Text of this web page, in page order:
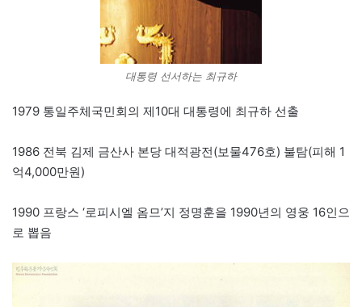
대통령 선서하는 최규하
1979 통일주체국민회의 제10대 대통령에 최규하 선출
1986 전북 김제 금산사 본당 대적광전(보물476호) 불탐(피해 1
억4,000만원)
1990 프랑스 ‘로피시엘 옴므’지 정명훈을 1990년의 영웅 16인으
로 뽑음